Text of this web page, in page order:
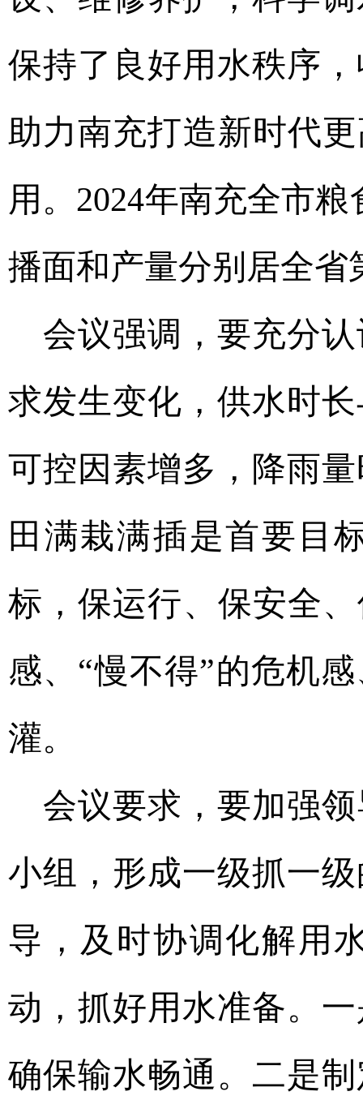
保持了良好用水秩序
助力南充打造新时代
用。2024年南充全市
播面和产量分别居全省
会议强调，要充分
求发生变化，供水时
可控因素增多，降雨
田满栽满插是首要目
标，保运行、保安全
感、“慢不得”的危机
灌。
会议要求，要加强
小组，形成一级抓一
导，及时协调化解用
动，抓好用水准备。
确保输水畅通。二是